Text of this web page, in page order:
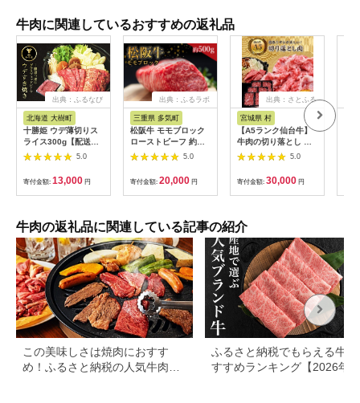
牛肉に関連しているおすすめの返礼品
出典：ふるなび
北海道 大樹町
十勝姫 ウデ薄切りス
ライス300g【配送不
可地域：離島】
【1397674】
5.0
寄付金額: 13,000 円
出典：ふるラボ
三重県 多気町
松阪牛 モモブロック
ローストビーフ 約
500g 国産牛 和牛 ブ
ランド牛 JGAP家
畜・畜産物 農場
HACCP認証農場 牛肉
肉 高級 人気 おすすめ
日本三大和牛 松阪 松
坂牛 松坂 モモ ビーフ
シチュー カレー 霜降
り 三重県 多気町 SS-
32
5.0
寄付金額: 20,000 円
出典：さとふる
宮城県 村
【A5ランク仙台牛】
牛肉の切り落とし 合
計1.8kg(300g×6) 小
分けで使い勝手も◎
5.0
寄付金額: 30,000 円
牛肉の返礼品に関連している記事の紹介
この美味しさは焼肉におすす
め！ふるさと納税の人気牛肉還
ふるさと納税でもらえる牛肉
すすめランキング【2026年